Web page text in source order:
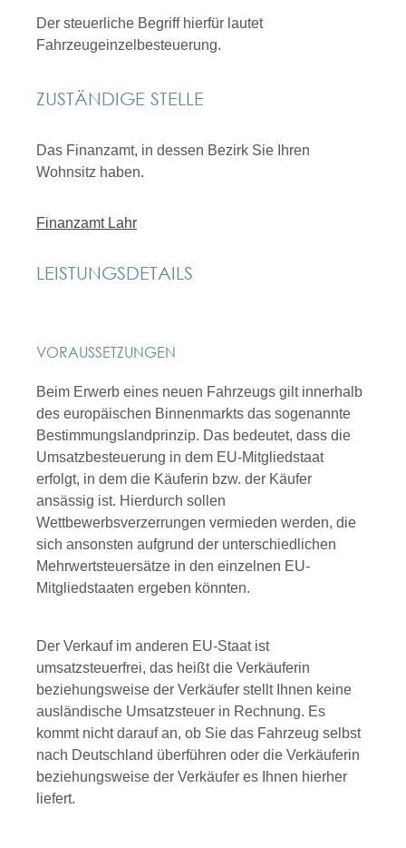
Der steuerliche Begriff hierfür lautet
Fahrzeugeinzelbesteuerung.
ZUSTÄNDIGE STELLE
Das Finanzamt, in dessen Bezirk Sie Ihren
Wohnsitz haben.
Finanzamt Lahr
LEISTUNGSDETAILS
VORAUSSETZUNGEN
Beim Erwerb eines neuen Fahrzeugs gilt innerhalb
des europäischen Binnenmarkts das sogenannte
Bestimmungslandprinzip. Das bedeutet, dass die
Umsatzbesteuerung in dem EU-Mitgliedstaat
erfolgt, in dem die Käuferin bzw. der Käufer
ansässig ist. Hierdurch sollen
Wettbewerbsverzerrungen vermieden werden, die
sich ansonsten aufgrund der unterschiedlichen
Mehrwertsteuersätze in den einzelnen EU-
Mitgliedstaaten ergeben könnten.
Der Verkauf im anderen EU-Staat ist
umsatzsteuerfrei, das heißt die Verkäuferin
beziehungsweise der Verkäufer stellt Ihnen keine
ausländische Umsatzsteuer in Rechnung. Es
kommt nicht darauf an, ob Sie das Fahrzeug selbst
nach Deutschland überführen oder die Verkäuferin
beziehungsweise der Verkäufer es Ihnen hierher
liefert.